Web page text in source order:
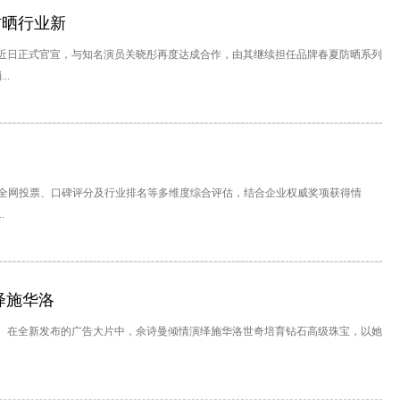
行业新
正式官宣，与知名演员关晓彤再度达成合作，由其继续担任品牌春夏防晒系列
网投票、口碑评分及行业排名等多维度综合评估，结合企业权威奖项获得情
施华洛
全新发布的广告大片中，佘诗曼倾情演绎施华洛世奇培育钻石高级珠宝，以她